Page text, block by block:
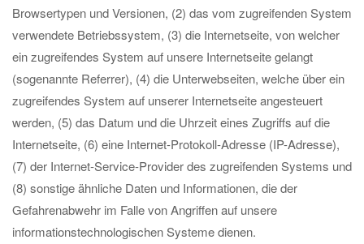
Browsertypen und Versionen, (2) das vom zugreifenden System
verwendete Betriebssystem, (3) die Internetseite, von welcher
ein zugreifendes System auf unsere Internetseite gelangt
(sogenannte Referrer), (4) die Unterwebseiten, welche über ein
zugreifendes System auf unserer Internetseite angesteuert
werden, (5) das Datum und die Uhrzeit eines Zugriffs auf die
Internetseite, (6) eine Internet-Protokoll-Adresse (IP-Adresse),
(7) der Internet-Service-Provider des zugreifenden Systems und
(8) sonstige ähnliche Daten und Informationen, die der
Gefahrenabwehr im Falle von Angriffen auf unsere
informationstechnologischen Systeme dienen.